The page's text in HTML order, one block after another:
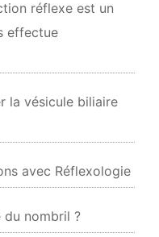
réflexe est un
effectue
la vésicule biliaire
avec Réflexologie
du nombril ?